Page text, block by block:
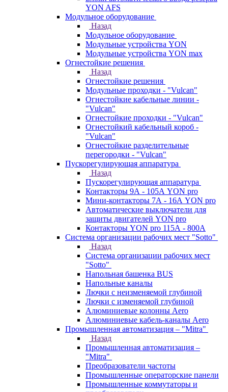
YON AFS
Модульное оборудование
Назад
Модульное оборудование
Модульные устройства YON
Модульные устройства YON max
Огнестойкие решения
Назад
Огнестойкие решения
Модульные проходки - "Vulcan"
Огнестойкие кабельные линии -
"Vulcan"
Огнестойкие проходки - "Vulcan"
Огнестойкий кабельный короб -
"Vulcan"
Огнестойкие разделительные
перегородки - "Vulcan"
Пускорегулирующая аппаратура
Назад
Пускорегулирующая аппаратура
Контакторы 9А - 105А YON pro
Мини-контакторы 7А - 16А YON pro
Автоматические выключатели для
защиты двигателей YON pro
Контакторы YON pro 115А - 800А
Система организации рабочих мест "Sotto"
Назад
Система организации рабочих мест
"Sotto"
Напольная башенка BUS
Напольные каналы
Лючки с неизменяемой глубиной
Лючки с изменяемой глубиной
Алюминиевые колонны Aero
Алюминиевые кабель-каналы Aero
Промышленная автоматизация – "Mitra"
Назад
Промышленная автоматизация –
"Mitra"
Преобразователи частоты
Промышленные операторские панели
Промышленные коммутаторы и